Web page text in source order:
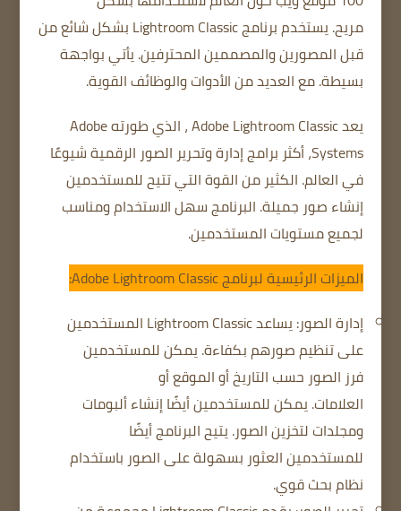
مريح.
يستخدم برنامج Lightroom Classic بشكل شائع من
قبل المصورين والمصممين المحترفين.يأتي بواجهة
بسيطة.مع العديد من الأدوات والوظائف القوية.
يعد Adobe Lightroom Classic ، الذي طورته Adobe
Systems، أكثر برامج إدارة وتحرير الصور الرقمية شيوعًا
في العالم. الكثير من القوة التي تتيح للمستخدمين
إنشاء صور جميلة. البرنامج سهل الاستخدام ومناسب
لجميع مستويات المستخدمين.
الميزات الرئيسية لبرنامج Adobe Lightroom Classic:
إدارة الصور: يساعد Lightroom Classic المستخدمين
على تنظيم صورهم بكفاءة.يمكن للمستخدمين
فرز الصور حسب التاريخ أو الموقع أو
العلامات.يمكن للمستخدمين أيضًا إنشاء ألبومات
ومجلدات لتخزين الصور.يتيح البرنامج أيضًا
للمستخدمين العثور بسهولة على الصور باستخدام
نظام بحث قوي.